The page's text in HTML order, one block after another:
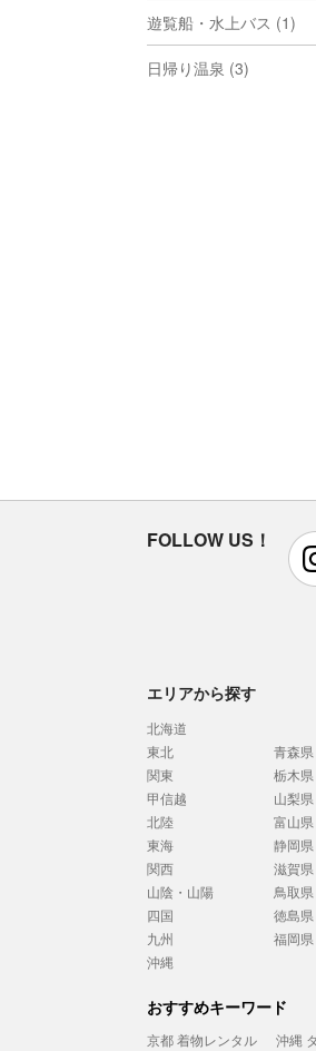
遊覧船・水上バス (1)
日帰り温泉 (3)
FOLLOW US！
エリアから探す
北海道
東北
青森県
関東
栃木県
甲信越
山梨県
北陸
富山県
東海
静岡県
関西
滋賀県
山陰・山陽
鳥取県
四国
徳島県
九州
福岡県
沖縄
おすすめキーワード
京都 着物レンタル 沖縄